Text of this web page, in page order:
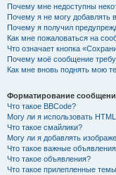
Почему мне недоступны
Почему я не могу добавлять
Почему я получил
Как мне пожаловаться на
Что означает кнопка
Почему моё сообщение
Как мне вновь поднять мою
Форматирование
Что такое BBCode?
Могу ли я использовать
Что такое смайлики?
Могу ли я добавлять
Что такое важные
Что такое объявления?
Что такое прилепленные